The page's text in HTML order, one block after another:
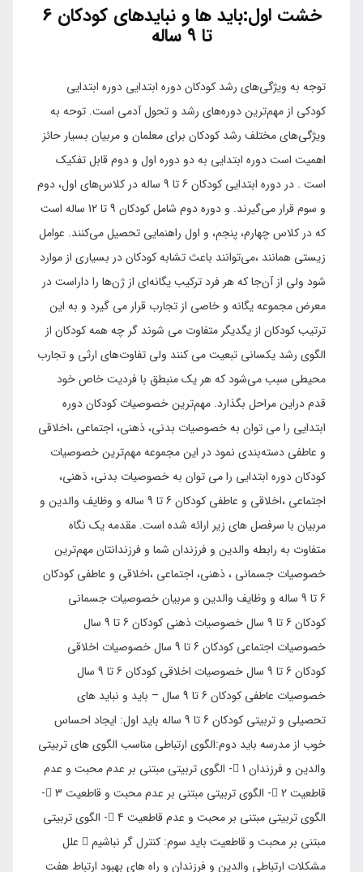
خشت اول:باید ها و نبایدهای کودکان 6
تا 9 ساله
توجه به ویژگی‌های رشد کودکان دوره ابتدایی دوره ابتدایی
کودکی از مهم‌ترین دوره‌های رشد و تحول آدمی است. توحه به
ویژگی‌های مختلف رشد کودکان برای معلمان و مربیان بسیار حائز
اهمیت است دوره ابتدایی به دو دوره اول و دوم قابل تفکیک
است . در دوره ابتدایی کودکان 6 تا 9 ساله در کلاس‌های اول، دوم
و سوم قرار می‌گیرند. و دوره دوم شامل کودکان 9 تا 12 ساله است
که در کلاس چهارم، پنجم، و اول راهنمایی تحصیل می‌کنند. عوامل
زیستی همانند ،می‌توانند باعث تشابه کودکان در بسیاری از موارد
شود ولی از آن‌جا که هر فرد ترکیب یگانه‌ای از ژن‌ها را داراست در
معرض مجموعه یگانه و خاصی از تجارب قرار می گیرد و به این
ترتیب کودکان از یگدیگر متفاوت می شوند گر چه همه کودکان از
الگوی رشد یکسانی تبعیت می کنند ولی تفاوت‌های ارثی و تجارب
محیطی سبب می‌شود که هر یک منبطق با فردیت خاص خود
قدم دراین مراحل بگذارد. مهم‌ترین خصوصیات کودکان دوره
ابتدایی را می توان به خصوصیات بدنی، ذهنی، اجتماعی ،اخلاقی
و عاطفی دسته‌بندی نمود در این مجموعه مهم‌ترین خصوصیات
کودکان دوره ابتدایی را می توان به خصوصیات بدنی، ذهنی،
اجتماعی ،اخلاقی و عاطفی کودکان 6 تا 9 ساله و وظایف والدین و
مربیان با سرفصل های زیر ارائه شده است. مقدمه یک نگاه
متفاوت به رابطه والدین و فرزندان شما و فرزندانتان مهم‌ترین
خصوصیات جسمانی ، ذهنی، اجتماعی ،اخلاقی و عاطفی کودکان
6 تا 9 ساله و وظایف والدین و مربیان خصوصیات جسمانی
کودکان 6 تا 9 سال خصوصیات ذهنی کودکان 6 تا 9 سال
خصوصیات اجتماعی کودکان 6 تا 9 سال خصوصیات اخلاقی
کودکان 6 تا 9 سال خصوصیات اخلاقی کودکان 6 تا 9 سال
خصوصیات عاطفی کودکان 6 تا 9 سال – باید و نباید های
تحصیلی و تربیتی کودکان 6 تا 9 ساله باید اول: ایجاد احساس
خوب از مدرسه باید دوم:الگوی ارتباطی مناسب الگوی های تربیتی
والدین و فرزندان  1- الگوی تربیتی مبتنی بر عدم محبت و عدم
قاطعیت  2- الگوی تربیتی مبتنی بر عدم محبت و قاطعیت  3-
الگوی تربیتی مبتنی بر محبت و عدم قاطعیت  4- الگوی تربیتی
مبتنی بر محبت و قاطعیت باید سوم: کنترل گر نباشیم  علل
مشکلات ارتباطی والدین و فرزندان و راه های بهبود ارتباط هفت